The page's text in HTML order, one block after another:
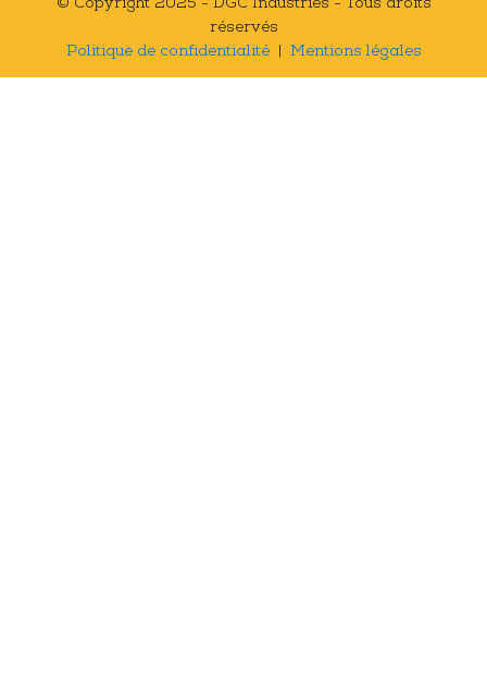
© Copyright 2025 - DGC Industries - Tous droits
réservés
Politique de confidentialité| Mentions légales